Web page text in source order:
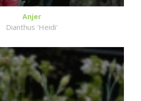
Anjer
Dianthus 'Heidi'